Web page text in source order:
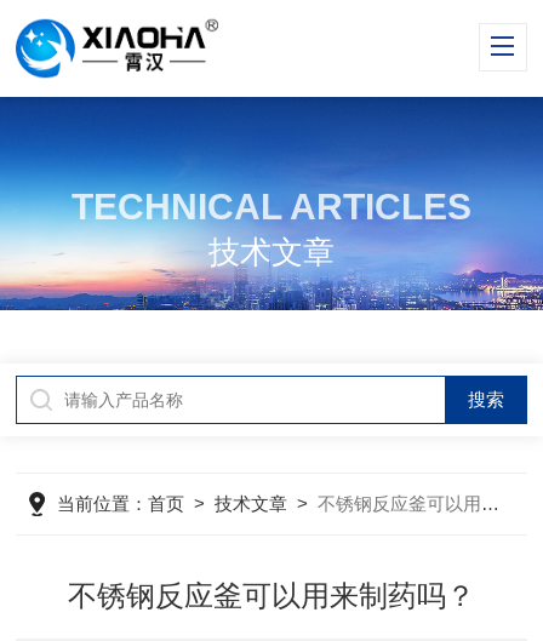
TECHNICAL ARTICLES
技术文章
当前位置：首页 >技术文章 >不锈钢反应釜可以用来制药吗？
不锈钢反应釜可以用来制药吗？